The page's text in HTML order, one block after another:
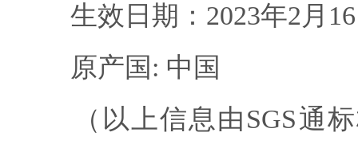
生效日期：2023年2月
原产国: 中国
（以上信息由SGS通标